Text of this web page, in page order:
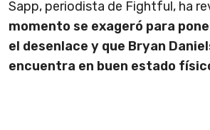
Sapp, periodista de Fightful, ha
momento se exageró para
el desenlace y que Bryan
encuentra en buen estado